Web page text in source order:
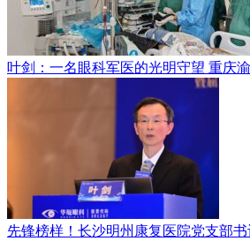
叶剑：一名眼科军医的光明守望 重庆
先锋榜样！长沙明州康复医院党支部